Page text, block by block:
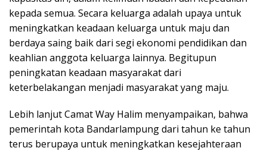
kepada semua. Secara keluarga adalah upaya untuk
meningkatkan keadaan keluarga untuk maju dan
berdaya saing baik dari segi ekonomi pendidikan dan
keahlian anggota keluarga lainnya. Begitupun
peningkatan keadaan masyarakat dari
keterbelakangan menjadi masyarakat yang maju.
Lebih lanjut Camat Way Halim menyampaikan, bahwa
pemerintah kota Bandarlampung dari tahun ke tahun
terus berupaya untuk meningkatkan kesejahteraan